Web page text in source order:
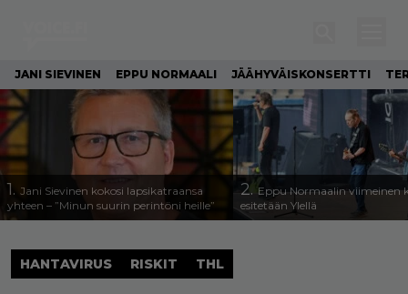
JANI SIEVINEN EPPU NORMAALI JÄÄHYVÄISKONSERTTI
1. Jani Sievinen kokosi lapsikatraansa
yhteen – ”Minun suurin perintöni heille”
2. Eppu Normaalin viimeinen
esitetään Ylellä
HANTAVIRUS RISKIT THL